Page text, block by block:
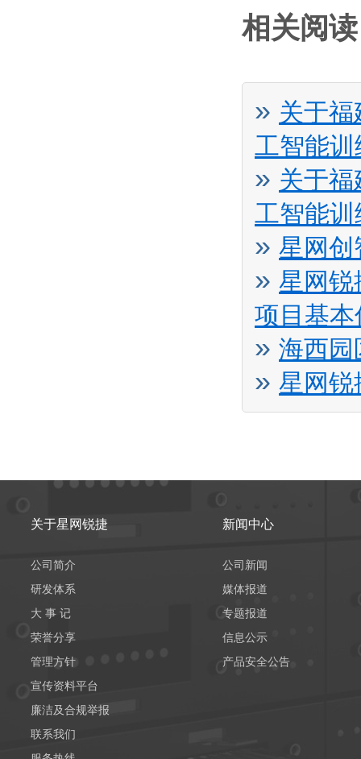
相关阅
» 关于
工智能
» 关于
工智能
» 星网创
» 星网锐
项目基本
» 海西园
» 星网锐
关于星网锐捷
公司简介
研发体系
大 事 记
荣誉分享
管理方针
宣传资料平台
廉洁及合规举报
联系我们
新闻中心
公司新闻
媒体报道
专题报道
信息公示
产品安全公告